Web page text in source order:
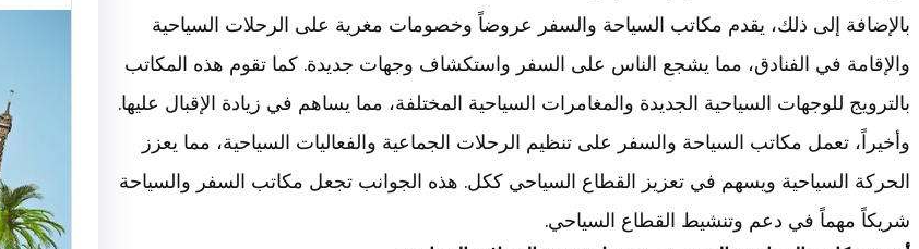
بالإضافة إلى ذلك، يقدم مكاتب السياحة والسفر عروضاً وخصومات مغرية على الرحلات السياحية
والإقامة في الفنادق، مما يشجع الناس على السفر واستكشاف وجهات جديدة. كما تقوم هذه المكاتب
بالترويج للوجهات السياحية الجديدة والمغامرات السياحية المختلفة، مما يساهم في زيادة الإقبال عليها.
وأخيراً، تعمل مكاتب السياحة والسفر على تنظيم الرحلات الجماعية والفعاليات السياحية، مما يعزز
الحركة السياحية ويسهم في تعزيز القطاع السياحي ككل. هذه الجوانب تجعل مكاتب السفر والسياحة
شريكاً مهماً في دعم وتنشيط القطاع السياحي.